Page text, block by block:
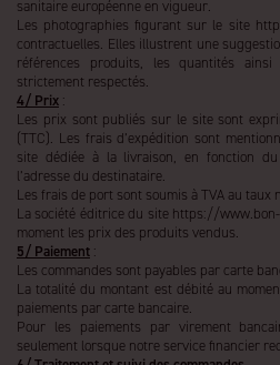
sanitaire européenne en vigueur.
Les photographies figurant sur le site
contractuelles. Elles illustrent une
références produits, les quantités
strictement respectés.
4/ Prix :
Les prix sont publiés sur le site sont
(TTC). Les frais d’expédition sont
site dédiée à la livraison, en fonction
l’adresse du destinataire.
Les frais de port sont soumis à TVA au taux
La société éditrice du site https://
moment les prix des produits vendus.
5/ Paiement :
Les commandes sont payables par carte
La totalité du montant est débité au
paiements par carte bancaire.
Pour les paiements par virement
seulement lorsque notre service financier